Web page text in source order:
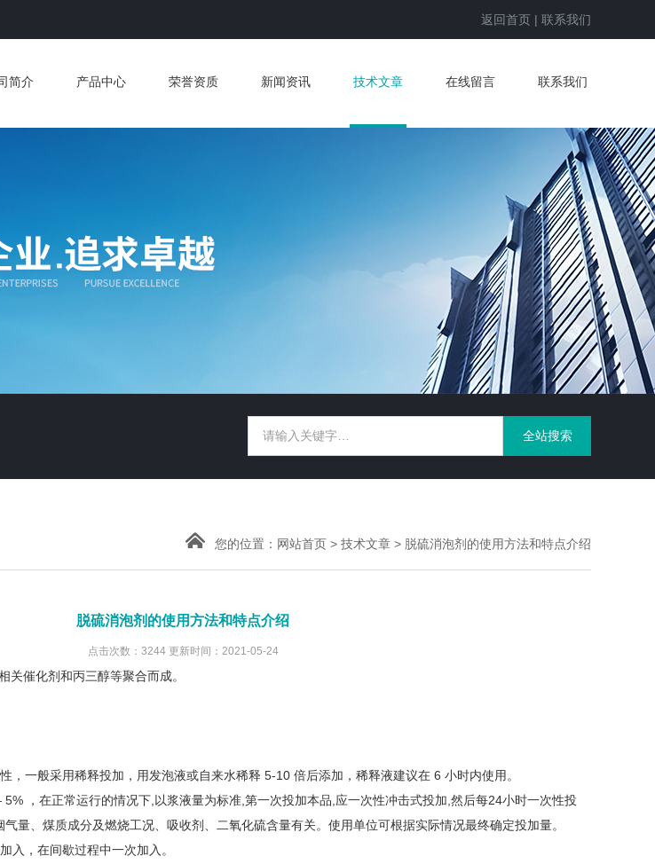
返回首页 | 联系我们
简介 产品中心 荣誉资质 新闻资讯 技术文章 在线留言 联系我们
您的位置： 网站首页 > 技术文章 > 脱硫消泡剂的使用方法和特点介绍
脱硫消泡剂的使用方法和特点介绍
点击次数：3244 更新时间：2021-05-24
关催化剂和丙三醇等聚合而成。
，一般采用稀释投加，用发泡液或自来水稀释 5-10 倍后添加，稀释液建议在 6 小时内使用。
，在正常运行的情况下,以浆液量为标准,第一次投加本品,应一次性冲击式投加,然后每24小时一次性投
量、煤质成分及燃烧工况、吸收剂、二氧化硫含量有关。使用单位可根据实际情况最终确定投加量。
入，在间歇过程中一次加入。